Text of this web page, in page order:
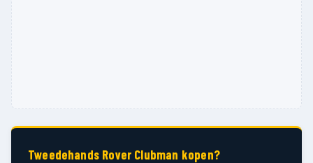
Tweedehands Rover Clubman kopen?